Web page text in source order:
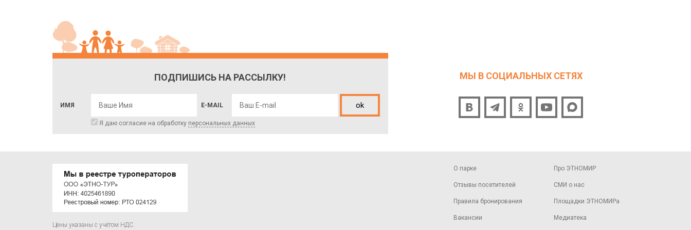
ПОДПИШИСЬ НА РАССЫЛКУ!
ИМЯ E-MAIL ok
Я даю согласие на обработку персональных данных
МЫ В СОЦИАЛЬНЫХ СЕТЯХ
О парке
Отзывы посетителей
Правила бронирования
Вакансии
Про ЭТНОМИР
СМИ о нас
Площадки ЭТНОМИРа
Медиатека
Цены указаны с учётом НДС.